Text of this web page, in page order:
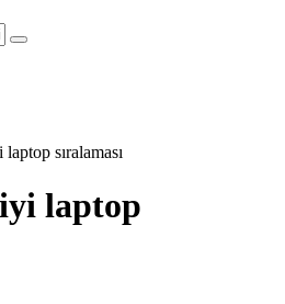
sıralaması
laptop